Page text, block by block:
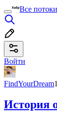
Все потоки
Войти
FindYourDream
История